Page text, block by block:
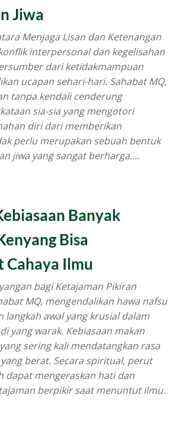
Jiwa
Menjaga Lisan dan Ketenangan
interpersonal dan kegelisahan
dari ketidakmampuan
ucapan sehari-hari. Sahabat MQ,
tanpa kendali cenderung
sia-sia yang mengotori
diri dari memberikan
perlu merupakan sebuah bentuk
jiwa yang sangat berharga.…
Banyak
Bisa
Ilmu
bagi Ketajaman Pikiran
MQ, mengendalikan hawa nafsu
langkah awal yang krusial dalam
yang warak. Kebiasaan makan
sering kali mendatangkan rasa
berat. Secara spiritual, perut
dapat mengeraskan hati dan
berpikir saat menuntut ilmu.